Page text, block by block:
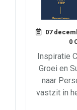
07
0
Inspiratie
Groei en
naar
vastzit in